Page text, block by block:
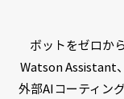
ボットをゼロか
Watson Assistant
外部AIコーティン